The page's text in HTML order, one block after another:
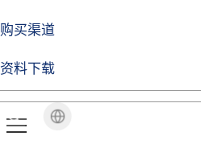
购买渠道
资料下载
品牌视角